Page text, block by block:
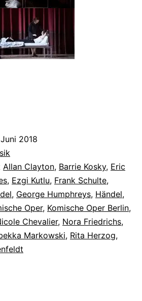
2018
Allan Clayton, Barrie Kosky, Eric
, Ezgi Kutlu, Frank Schulte,
, George Humphreys, Händel,
Oper, Komische Oper Berlin,
Chevalier, Nora Friedrichs,
Markowski, Rita Herzog,